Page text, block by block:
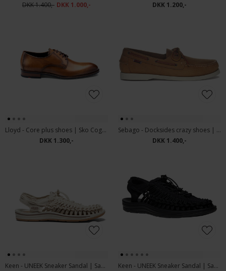
DKK 1.400,- DKK 1.000,-
DKK 1.200,-
Lloyd - Core plus shoes | Sko Cognac
DKK 1.300,-
Sebago - Docksides crazy shoes | Sejlersko Brown Tan
DKK 1.400,-
Keen - UNEEK Sneaker Sandal | Sandaler Natural Canvas Birch
Keen - UNEEK Sneaker Sandal | Sandaler Black Black